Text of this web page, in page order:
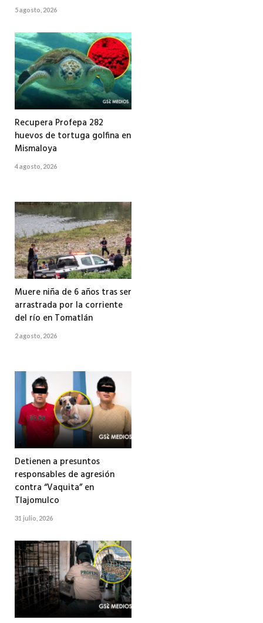
5 agosto, 2026
Recupera Profepa 282
huevos de tortuga golfina en
Mismaloya
4 agosto, 2026
Muere niña de 6 años tras ser
arrastrada por la corriente
del río en Tomatlán
2 agosto, 2026
Detienen a presuntos
responsables de agresión
contra “Vaquita” en
Tlajomulco
31 julio, 2026